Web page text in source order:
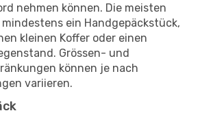
nehmen können. Die meisten
ein Handgepäckstück,
kleinen Koffer oder einen
Grössen- und
können je nach
variieren.